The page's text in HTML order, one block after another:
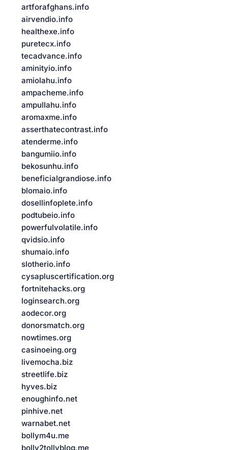
artforafghans.info
airvendio.info
healthexe.info
puretecx.info
tecadvance.info
aminityio.info
amiolahu.info
ampacheme.info
ampullahu.info
aromaxme.info
asserthatecontrast.info
atenderme.info
bangumiio.info
bekosunhu.info
beneficialgrandiose.info
blomaio.info
dosellinfoplete.info
podtubeio.info
powerfulvolatile.info
qvidsio.info
shumaio.info
slotherio.info
cysapluscertification.org
fortnitehacks.org
loginsearch.org
aodecor.org
donorsmatch.org
nowtimes.org
casinoeing.org
livemocha.biz
streetlife.biz
hyves.biz
enoughinfo.net
pinhive.net
warnabet.net
bollym4u.me
bolly2tollyblog.me